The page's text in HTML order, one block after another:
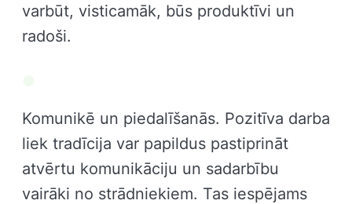
varbūt, visticamāk, būs produktīvi un
radoši.
Komunikē un piedalīšanās. Pozitīva darba
liek tradīcija var papildus pastiprināt
atvērtu komunikāciju un sadarbību
vairāki no strādniekiem. Tas iespējams